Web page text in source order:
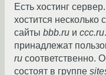
Есть хостинг
хостится несколько
сайты bbb.ru и ccc.ru
принадлежат
ru соответственно.
состоят в группе